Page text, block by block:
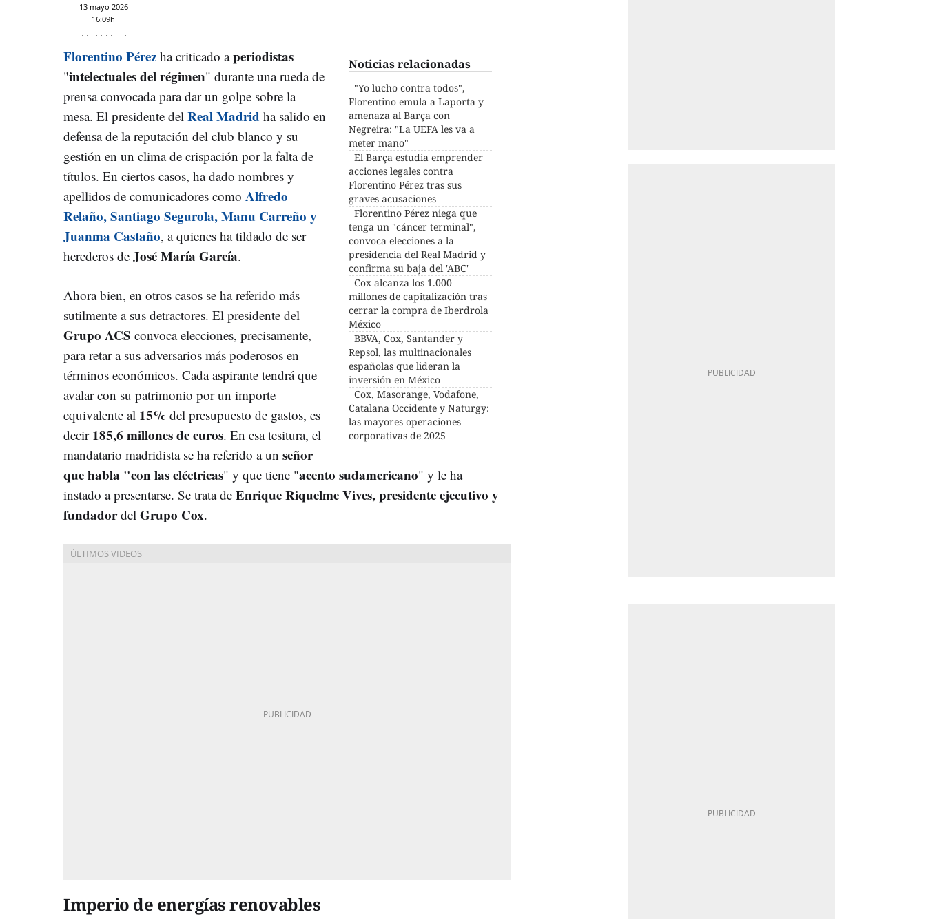
13 mayo 2026
16:09h
Noticias relacionadas
"Yo lucho contra todos",
Florentino emula a Laporta y
amenaza al Barça con
Negreira: "La UEFA les va a
meter mano"
El Barça estudia emprender
acciones legales contra
Florentino Pérez tras sus
graves acusaciones
Florentino Pérez niega que
tenga un "cáncer terminal",
convoca elecciones a la
presidencia del Real Madrid y
confirma su baja del 'ABC'
Cox alcanza los 1.000
millones de capitalización tras
cerrar la compra de Iberdrola
México
BBVA, Cox, Santander y
Repsol, las multinacionales
españolas que lideran la
inversión en México
Cox, Masorange, Vodafone,
Catalana Occidente y Naturgy:
las mayores operaciones
corporativas de 2025
Florentino Pérez ha criticado aperiodistas
"intelectuales del régimen" durante una rueda de
prensa convocada para dar un golpe sobre la
mesa. El presidente del Real Madrid ha salido en
defensa de la reputación del club blanco y su
gestión en un clima de crispación por la falta de
títulos. En ciertos casos, ha dado nombres y
apellidos de comunicadores como Alfredo
Relaño, Santiago Segurola, Manu Carreño y
Juanma Castaño, a quienes ha tildado de ser
herederos de José María García.
Ahora bien, en otros casos se ha referido más
sutilmente a sus detractores. El presidente del
Grupo ACS convoca elecciones, precisamente,
para retar a sus adversarios más poderosos en
términos económicos. Cada aspirante tendrá que
avalar con su patrimonio por un importe
equivalente al 15% del presupuesto de gastos, es
decir 185,6 millones de euros. En esa tesitura, el
mandatario madridista se ha referido a un señor
que habla "con las eléctricas" y que tiene "acento sudamericano" y le ha
instado a presentarse. Se trata de Enrique Riquelme Vives, presidente ejecutivo y
fundadordel Grupo Cox.
Imperio de energías renovables